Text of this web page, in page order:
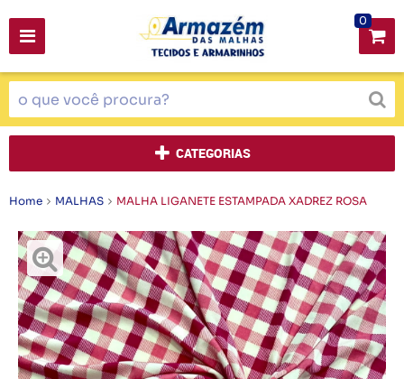
0
CATEGORIAS
Home MALHAS MALHA LIGANETE ESTAMPADA XADREZ ROSA